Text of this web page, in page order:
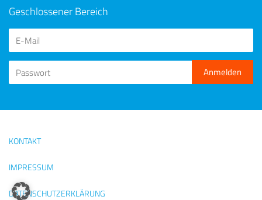
Geschlossener Bereich
KONTAKT
IMPRESSUM
DATENSCHUTZERKLÄRUNG